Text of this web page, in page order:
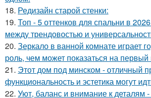
18. Редизайн старой стенки:
19. Топ - 5 оттенков для спальни в
между трендовостью и
20. Зеркало в ванной комнате играет
роль, чем может показаться на первый
21. Этот дом под минском - отличный
функциональность и эстетика могут
22. Уют, баланс и внимание к деталям